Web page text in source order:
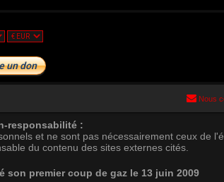
Nous
responsabilité :
et ne sont pas nécessairement ceux de
du contenu des sites externes cités.
son premier coup de gaz le 13 juin 2009